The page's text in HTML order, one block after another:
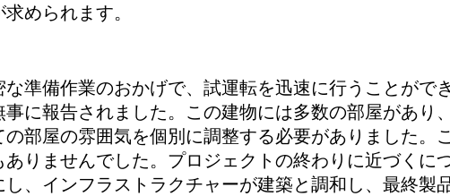
求められます。
な準備作業のおかげで、試運転を迅速に行うことがで
事に報告されました。この建物には多数の部屋があり
の部屋の雰囲気を個別に調整する必要がありました。
ありませんでした。プロジェクトの終わりに近づくに
し、インフラストラクチャーが建築と調和し、最終製